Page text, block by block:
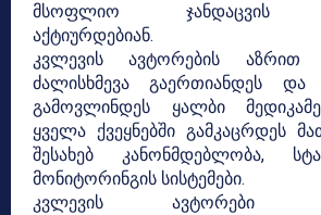
მსოფლიო ჯანდაცვის
აქტიურდებიან.
კვლევის ავტორების
ძალისხმევა გაერთიანდეს
გამოვლინდეს ყალბი
ყველა ქვეყნებში გამკაცრდეს
შესახებ კანონმდებლობა,
მონიტორინგის სისტემები.
კვლევის ავტორები